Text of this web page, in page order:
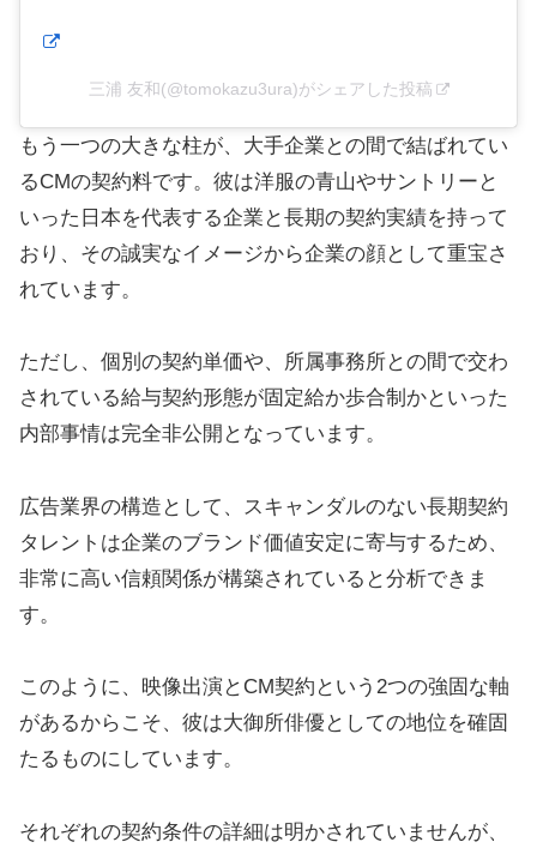
三浦 友和(@tomokazu3ura)がシェアした投稿
もう一つの大きな柱が、大手企業との間で結ばれてい
るCMの契約料です。彼は洋服の青山やサントリーと
いった日本を代表する企業と長期の契約実績を持って
おり、その誠実なイメージから企業の顔として重宝さ
れています。
ただし、個別の契約単価や、所属事務所との間で交わ
されている給与契約形態が固定給か歩合制かといった
内部事情は完全非公開となっています。
広告業界の構造として、スキャンダルのない長期契約
タレントは企業のブランド価値安定に寄与するため、
非常に高い信頼関係が構築されていると分析できま
す。
このように、映像出演とCM契約という2つの強固な軸
があるからこそ、彼は大御所俳優としての地位を確固
たるものにしています。
それぞれの契約条件の詳細は明かされていませんが、